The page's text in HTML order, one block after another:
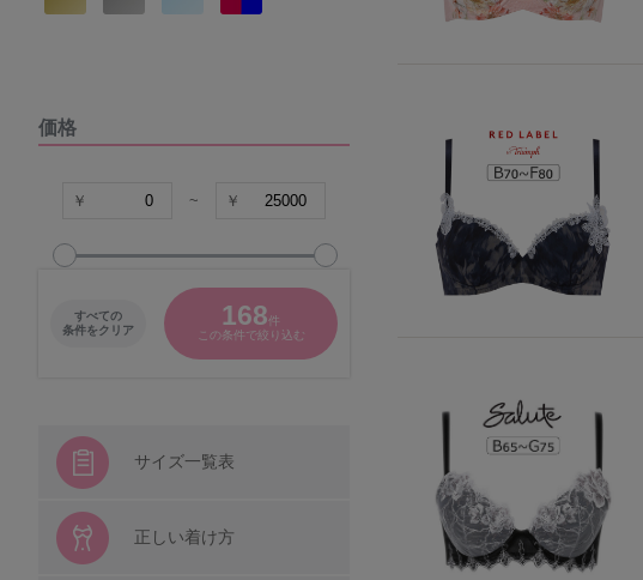
COCO Linge
グラマープリンセス
パナシェ
シシフィーユ
ウンナナクール
価格
~
すべての
条件をクリア
168件
この条件で絞り込む
サイズ一覧表
正しい着け方